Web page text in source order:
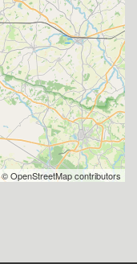
OpenStreetMap contributors